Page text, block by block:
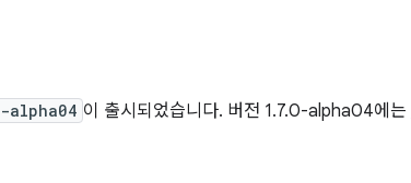
alpha04 이 출시되었습니다. 버전 1.7.0-alpha04에는